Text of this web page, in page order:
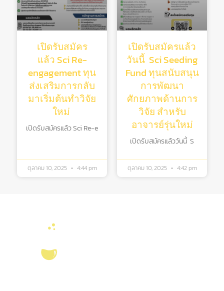
เปิดรับสมัคร
แล้ว Sci Re-
engagement ทุน
ส่งเสริมการกลับ
มาเริ่มต้นทําวิจัย
ใหม่
เปิดรับสมัครแล้ว Sci Re-e
ตุลาคม 10, 2025 4:44 pm
เปิดรับสมัครแล้ว
วันนี้ Sci Seeding
Fund ทุนสนับสนุน
การพัฒนา
ศักยภาพด้านการ
วิจัย สําหรับ
อาจารย์รุ่นใหม่
เปิดรับสมัครแล้ววันนี้ S
ตุลาคม 10, 2025 4:42 pm